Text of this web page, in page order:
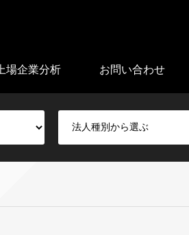
上場企業分析 お問い合わせ